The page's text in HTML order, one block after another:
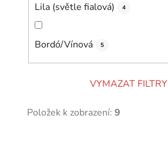
Lila (světle fialová) 4
Bordó/Vínová 5
VYMAZAT FILTRY
Položek k zobrazení: 9